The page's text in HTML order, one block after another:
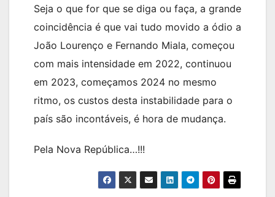
Seja o que for que se diga ou faça, a grande
coincidência é que vai tudo movido a ódio a
João Lourenço e Fernando Miala, começou
com mais intensidade em 2022, continuou
em 2023, começamos 2024 no mesmo
ritmo, os custos desta instabilidade para o
país são incontáveis, é hora de mudança.
Pela Nova República…!!!